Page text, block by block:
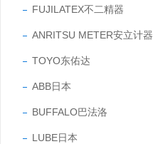
FUJILATEX不二精器
ANRITSU METER安立计器
TOYO东佑达
ABB日本
BUFFALO巴法洛
LUBE日本